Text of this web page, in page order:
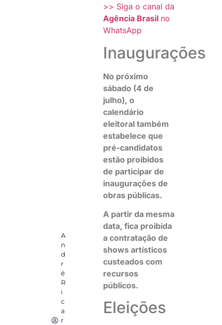
A
n
d
r
é
R
i
c
a
r
>> Siga o canal da
Agência Brasil no
WhatsApp
Inaugurações
No próximo
sábado (4 de
julho), o
calendário
eleitoral também
estabelece que
pré-candidatos
estão proibidos
de participar de
inaugurações de
obras públicas.
A partir da mesma
data, fica proibida
a contratação de
shows artísticos
custeados com
recursos
públicos.
Eleições